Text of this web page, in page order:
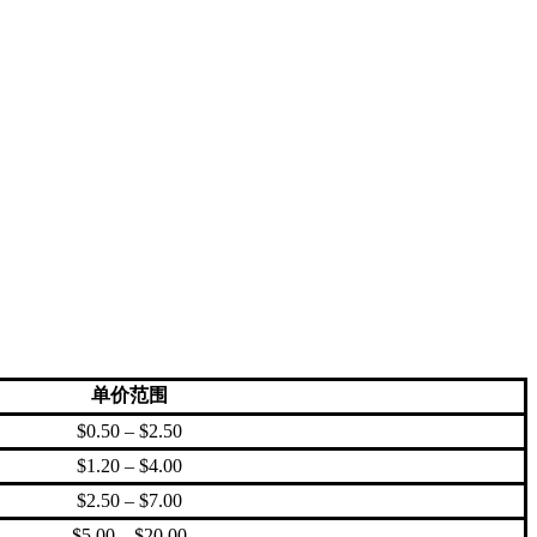
单价范围
$0.50 – $2.50
$1.20 – $4.00
$2.50 – $7.00